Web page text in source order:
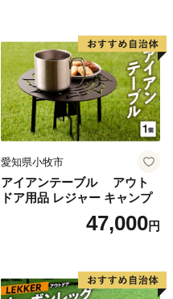
愛知県小牧市
アイアンテーブル アウト
ドア用品 レジャー キャンプ
47,000円